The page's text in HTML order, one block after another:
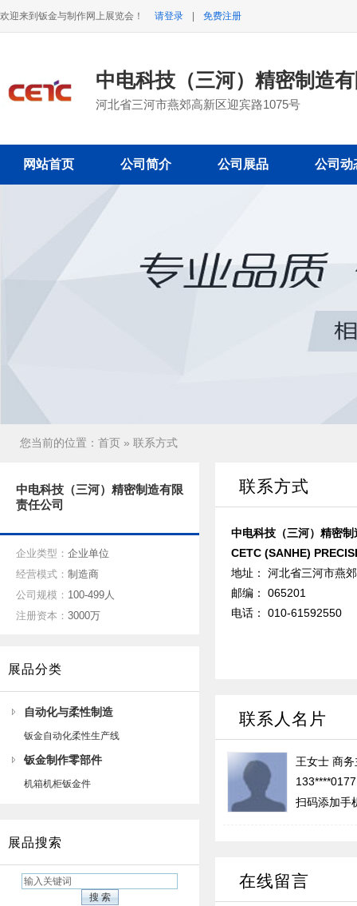
欢迎来到钣金与制作网上展览会！ 请登录 免费注册
中电科技（三河）精密制造
河北省三河市燕郊高新区迎宾路1075号
网站首页 公司简介 公司展品 公司动
您当前的位置： 首页 » 联系方式
中电科技（三河）精密制造有限
责任公司
企业类型： 企业单位
经营模式： 制造商
公司规模： 100-499人
注册资本： 3000万
展品分类
自动化与柔性制造
钣金自动化柔性生产线
钣金制作零部件
机箱机柜钣金件
展品搜索
联系方式
中电科技（三河）精密
CETC (SANHE)
地址： 河北省三河市燕
邮编： 065201
电话： 010-61592550
联系人名片
王女士 商务
扫码添加手
在线留言